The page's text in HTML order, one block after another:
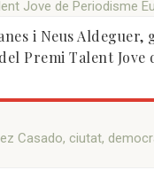
i Neus Aldeguer,
Premi Talent Jove